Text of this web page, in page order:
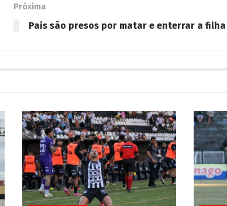
Próxima
Pais são presos por matar e enterrar a filha